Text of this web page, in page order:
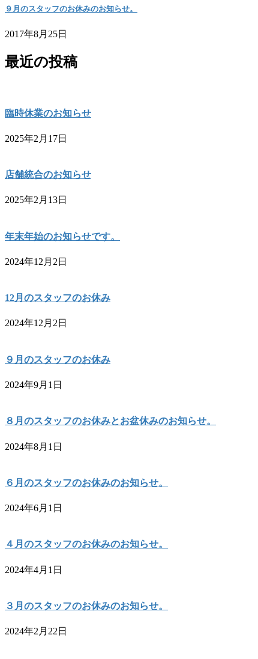
９月のスタッフのお休みのお知らせ。
2017年8月25日
最近の投稿
臨時休業のお知らせ
2025年2月17日
店舗統合のお知らせ
2025年2月13日
年末年始のお知らせです。
2024年12月2日
12月のスタッフのお休み
2024年12月2日
９月のスタッフのお休み
2024年9月1日
８月のスタッフのお休みとお盆休みのお知らせ。
2024年8月1日
６月のスタッフのお休みのお知らせ。
2024年6月1日
４月のスタッフのお休みのお知らせ。
2024年4月1日
３月のスタッフのお休みのお知らせ。
2024年2月22日